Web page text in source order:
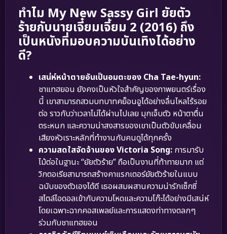
ทำไม My New Sassy Girl ยัยตัว
ร้ายกับนายเจี๋ยมเจี้ยม 2 (2016) ถึง
เป็นหนังที่มอบความบันเทิงได้อย่าง
ดี?
เสน่ห์หน้าตายอันเป็นอมตะของ Cha Tae-hyun:
ชาแทฮยอน ยังคงเป็นหัวใจสำคัญของภาพยนตร์เรื่อง
นี้ เขาสามารถสวมบทบาทคย็อนอูได้อย่างลื่นไหลไร้รอย
ต่อ ราวกับว่าเวลาไม่ได้ผ่านไปเลย มุกเจ็บตัว หน้าตาตื่น
ตระหนก และความน่าสงสารของเขาเป็นตัวขับเคลื่อน
เสียงหัวเราะหลักที่ทำงานกับคนดูได้ทุกครั้ง
ความสดใสจัดจ้านของ Victoria Song: การมารับ
ไม้ต่อในฐานะ “ยัยตัวร้าย” ถือเป็นงานที่ท้าทายมาก แต่
วิกตอเรียสามารถสร้างคาแรกเตอร์ยัยตัวร้ายในแบบ
ฉบับของตัวเองได้ดี เธอผสมผสานความน่ารักเซ็กซี่
สไตล์ไอดอลเข้ากับความโหดและความโก๊ะได้อย่างมีเสน่ห์
โดยเฉพาะฉากคอสเพลย์และการแสดงท่าทางตลกๆ
ร่วมกับชาแทฮยอน